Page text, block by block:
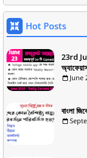
Hot Posts
23rd
June
বাংলা